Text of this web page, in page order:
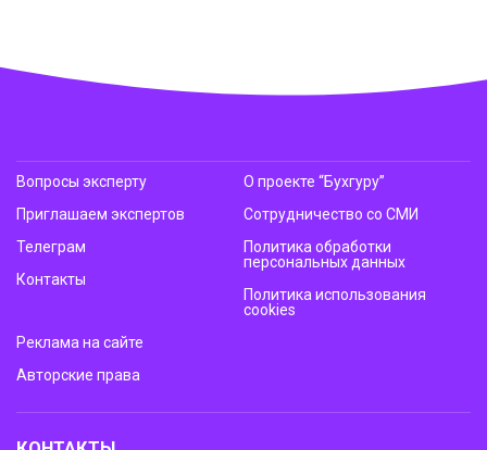
Вопросы эксперту
Приглашаем экспертов
Телеграм
Контакты
О проекте “Бухгуру”
Сотрудничество со СМИ
Политика обработки
персональных данных
Политика использования
cookies
Реклама на сайте
Авторские права